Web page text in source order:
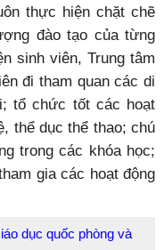
thực hiện chặt chẽ
đào tạo của từng
sinh viên, Trung tâm
đi tham quan các di
tổ chức tốt các hoạt
thể dục thể thao; chú
trong các khóa học;
gia các hoạt động
dục quốc phòng và